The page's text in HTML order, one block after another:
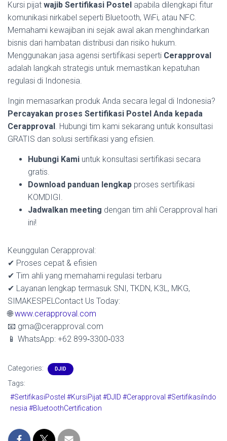
Kursi pijat wajib Sertifikasi Postel apabila dilengkapi fitur
komunikasi nirkabel seperti Bluetooth, WiFi, atau NFC.
Memahami kewajiban ini sejak awal akan menghindarkan
bisnis dari hambatan distribusi dan risiko hukum.
Menggunakan jasa agensi sertifikasi seperti Cerapproval
adalah langkah strategis untuk memastikan kepatuhan
regulasi di Indonesia.
Ingin memasarkan produk Anda secara legal di Indonesia?
Percayakan proses Sertifikasi Postel Anda kepada
Cerapproval. Hubungi tim kami sekarang untuk konsultasi
GRATIS dan solusi sertifikasi yang efisien.
Hubungi Kami untuk konsultasi sertifikasi secara
gratis.
Download panduan lengkap proses sertifikasi
KOMDIGI.
Jadwalkan meeting dengan tim ahli Cerapproval hari
ini!
Keunggulan Cerapproval:
✔ Proses cepat & efisien
✔ Tim ahli yang memahami regulasi terbaru
✔ Layanan lengkap termasuk SNI, TKDN, K3L, MKG,
SIMAKESPELContact Us Today:
🌐www.cerapproval.com
📧 gma@cerapproval.com
📱 WhatsApp: +62 899‑3300‑033
Categories: DJID
Tags:
#SertifikasiPostel #KursiPijat #DJID #Cerapproval #SertifikasiIndo
nesia #BluetoothCertification